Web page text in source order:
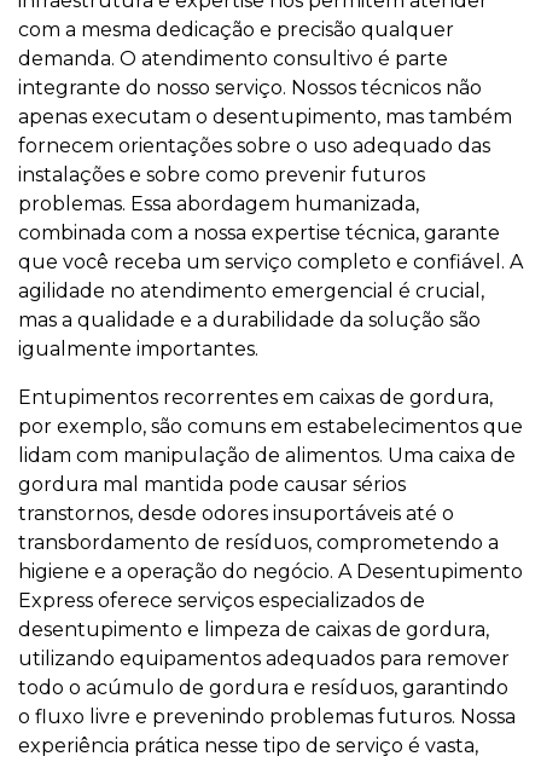
com a mesma dedicação e precisão qualquer
demanda. O atendimento consultivo é parte
integrante do nosso serviço. Nossos técnicos não
apenas executam o desentupimento, mas também
fornecem orientações sobre o uso adequado das
instalações e sobre como prevenir futuros
problemas. Essa abordagem humanizada,
combinada com a nossa expertise técnica, garante
que você receba um serviço completo e confiável. A
agilidade no atendimento emergencial é crucial,
mas a qualidade e a durabilidade da solução são
igualmente importantes.
Entupimentos recorrentes em caixas de gordura,
por exemplo, são comuns em estabelecimentos que
lidam com manipulação de alimentos. Uma caixa de
gordura mal mantida pode causar sérios
transtornos, desde odores insuportáveis até o
transbordamento de resíduos, comprometendo a
higiene e a operação do negócio. A Desentupimento
Express oferece serviços especializados de
desentupimento e limpeza de caixas de gordura,
utilizando equipamentos adequados para remover
todo o acúmulo de gordura e resíduos, garantindo
o fluxo livre e prevenindo problemas futuros. Nossa
experiência prática nesse tipo de serviço é vasta,